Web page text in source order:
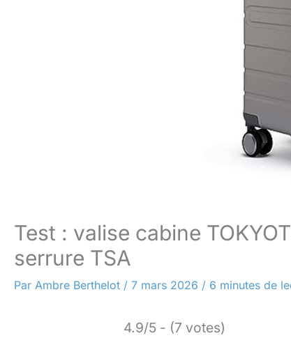
Test : valise cabine
serrure TSA
Par Ambre Berthelot / 7 mars 2026 / 6 minutes de
4.9/5 - (7 votes)